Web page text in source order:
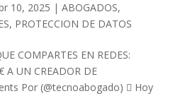
10, 2025 | ABOGADOS,
, PROTECCION DE DATOS
COMPARTES EN REDES:
A UN CREADOR DE
Por (@tecnoabogado)  Hoy